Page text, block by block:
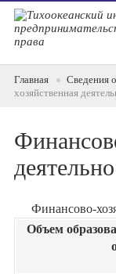
Главная Сведения
хозяйственная
Финансово-
Объем